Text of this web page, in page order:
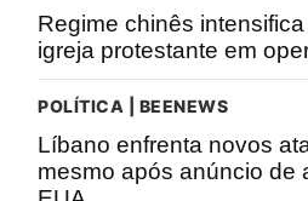
Regime chinês
igreja protestante em
POLÍTICA | BEENEWS
Líbano enfrenta novos
mesmo após anúncio de